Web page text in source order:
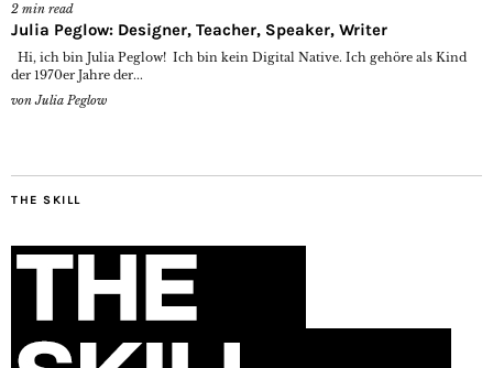
2 min read
Julia Peglow: Designer, Teacher, Speaker, Writer
Hi, ich bin Julia Peglow! Ich bin kein Digital Native. Ich gehöre als Kind
der 1970er Jahre der...
vonJulia Peglow
THE SKILL